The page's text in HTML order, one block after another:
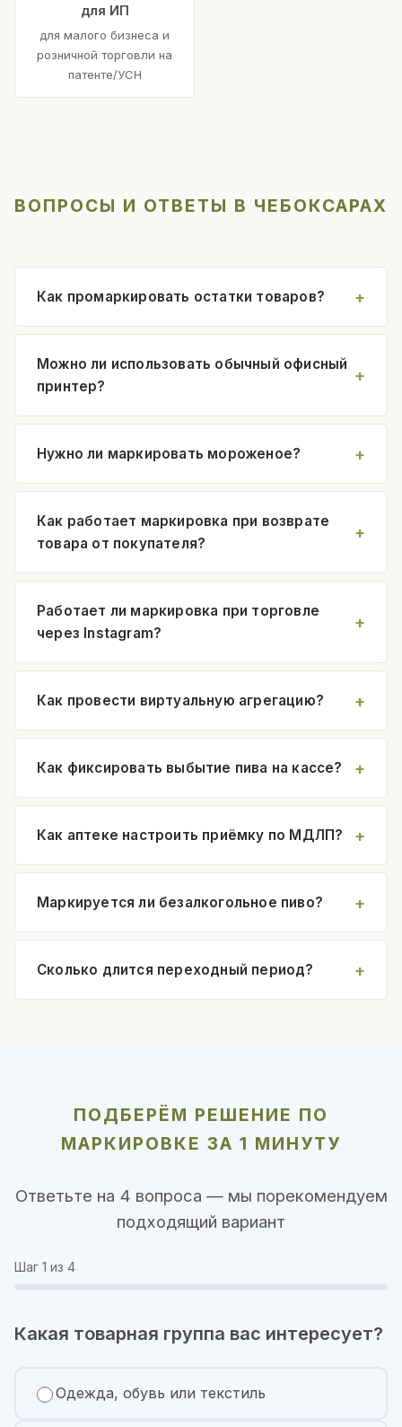
для ИП
для малого бизнеса и
розничной торговли на
патенте/УСН
ВОПРОСЫ И ОТВЕТЫ В ЧЕБОКСАРАХ
Как промаркировать остатки товаров?
Можно ли использовать обычный офисный
принтер?
Нужно ли маркировать мороженое?
Как работает маркировка при возврате
товара от покупателя?
Работает ли маркировка при торговле
через Instagram?
Как провести виртуальную агрегацию?
Как фиксировать выбытие пива на кассе?
Как аптеке настроить приёмку по МДЛП?
Маркируется ли безалкогольное пиво?
Сколько длится переходный период?
ПОДБЕРЁМ РЕШЕНИЕ ПО
МАРКИРОВКЕ ЗА 1 МИНУТУ
Ответьте на 4 вопроса — мы порекомендуем
подходящий вариант
Шаг 1 из 4
Какая товарная группа вас интересует?
Одежда, обувь или текстиль